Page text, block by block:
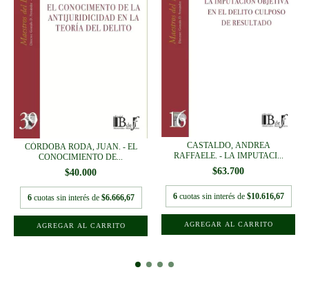
CÓRDOBA RODA, JUAN. - EL
CONOCIMIENTO DE...
$40.000
6 cuotas sin interés de $6.666,67
CASTALDO, ANDREA
RAFFAELE. - LA IMPUTACI...
$63.700
6 cuotas sin interés de $10.616,67